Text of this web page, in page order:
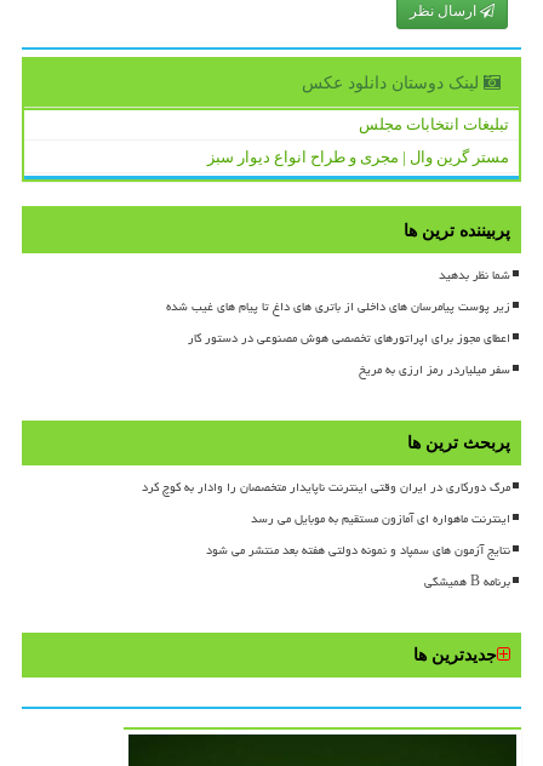
ارسال نظر
لینک دوستان دانلود عكس
تبلیغات انتخابات مجلس
مستر گرین وال | مجری و طراح انواع دیوار سبز
پربیننده ترین ها
شما نظر بدهید
زیر پوست پیامرسان های داخلی از باتری های داغ تا پیام های غیب شده
اعطای مجوز برای اپراتورهای تخصصی هوش مصنوعی در دستور کار
سفر میلیاردر رمز ارزی به مریخ
پربحث ترین ها
مرگ دورکاری در ایران وقتی اینترنت ناپایدار متخصصان را وادار به کوچ کرد
اینترنت ماهواره ای آمازون مستقیم به موبایل می رسد
نتایج آزمون های سمپاد و نمونه دولتی هفته بعد منتشر می شود
برنامه B همیشگی
جدیدترین ها